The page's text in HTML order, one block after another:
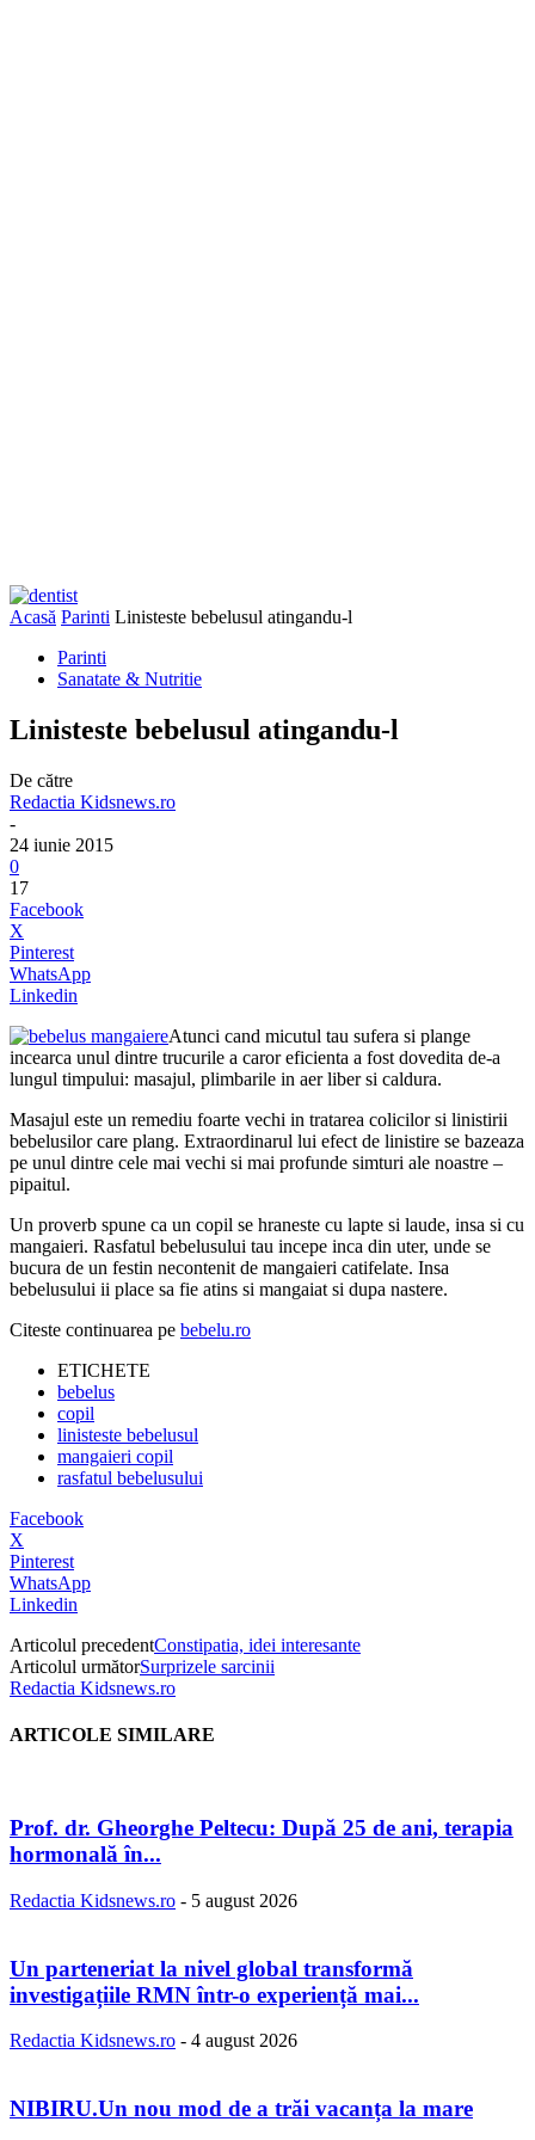
Acasă Parinti Linisteste bebelusul atingandu-l
Parinti
Sanatate & Nutritie
Linisteste bebelusul atingandu-l
De către
Redactia Kidsnews.ro
-
24 iunie 2015
0
17
Facebook
X
Pinterest
WhatsApp
Linkedin
Atunci cand micutul tau sufera si plange
incearca unul dintre trucurile a caror eficienta a fost dovedita de-a
lungul timpului: masajul, plimbarile in aer liber si caldura.
Masajul este un remediu foarte vechi in tratarea colicilor si linistirii
bebelusilor care plang. Extraordinarul lui efect de linistire se bazeaza
pe unul dintre cele mai vechi si mai profunde simturi ale noastre –
pipaitul.
Un proverb spune ca un copil se hraneste cu lapte si laude, insa si cu
mangaieri. Rasfatul bebelusului tau incepe inca din uter, unde se
bucura de un festin necontenit de mangaieri catifelate. Insa
bebelusului ii place sa fie atins si mangaiat si dupa nastere.
Citeste continuarea pe bebelu.ro
ETICHETE
bebelus
copil
linisteste bebelusul
mangaieri copil
rasfatul bebelusului
Facebook
X
Pinterest
WhatsApp
Linkedin
Articolul precedentConstipatia, idei interesante
Articolul următorSurprizele sarcinii
Redactia Kidsnews.ro
ARTICOLE SIMILARE
Prof. dr. Gheorghe Peltecu: După 25 de ani, terapia
hormonală în...
Redactia Kidsnews.ro - 5 august 2026
Un parteneriat la nivel global transformă
investigațiile RMN într-o experiență mai...
Redactia Kidsnews.ro - 4 august 2026
NIBIRU.Un nou mod de a trăi vacanța la mare